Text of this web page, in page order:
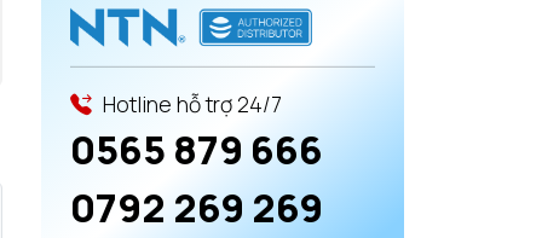
Hotline hỗ trợ 24/7
0565 879 666
0792 269 269